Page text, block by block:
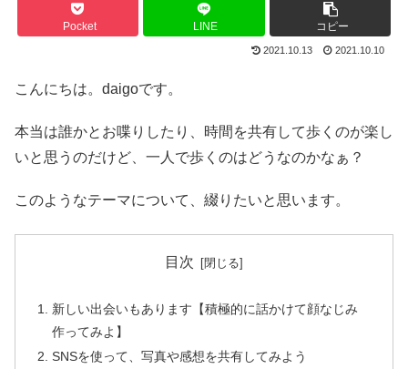
Pocket LINE コピー
2021.10.13 2021.10.10
こんにちは。daigoです。
本当は誰かとお喋りしたり、時間を共有して歩くのが楽し
いと思うのだけど、一人で歩くのはどうなのかなぁ？
このようなテーマについて、綴りたいと思います。
目次
新しい出会いもあります【積極的に話かけて顔なじみ
作ってみよ】
SNSを使って、写真や感想を共有してみよう